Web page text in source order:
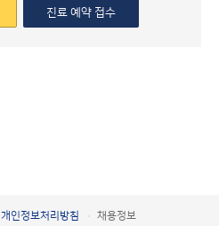
진료 예약 접수
개인정보처리방침 채용정보